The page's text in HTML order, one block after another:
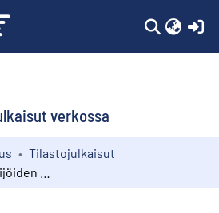
verkossa
Tilastojulkaisut